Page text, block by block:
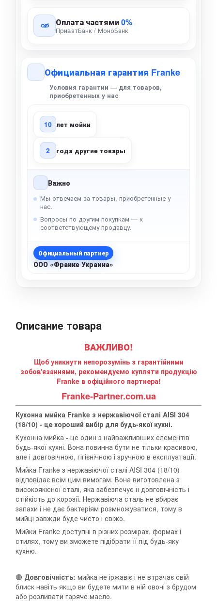
Оплата частями0%
ПриватБанк / МоноБанк
Официальная гарантия Franke
Условия гарантии — для товаров,
приобретенных у нас
10 лет мойки
2 года другие товары
Важно
Мы отвечаем за товары, приобретенные у
нас.
Вопросы по другим покупкам — к
соответствующему продавцу.
Официальный партнер
ООО «Франке Украина»
Описание товара
ВАЖЛИВО!
Щоб уникнути непорозумінь з гарантійними
зобов'язаннями, рекомендуємо купляти продукцію
Franke в офіційного партнера!
Franke-Partner.com.ua
Кухонна мийка Franke з нержавіючої сталі AISI 304
(18/10) - це хороший вибір для будь-якої кухні.
Кухонна мийка - це один з найважливіших елементів
будь-якої кухні. Вона повинна бути не тільки красивою,
але і довговічною, гігієнічною і зручною в експлуатації.
Мийка Franke з нержавіючої сталі AISI 304 (18/10)
відповідає всім цим вимогам. Вона виготовлена з
високоякісної сталі, яка забезпечує її довговічність і
стійкість до корозії. Нержавіюча сталь не вбирає
запахи і не дає бактеріям розмножуватися, тому в
мийці завжди буде чисто і свіжо.
Мийки Franke доступні в різних розмірах, формах і
стилях, тому ви зможете підібрати її під будь-яку
кухню.
🔴 Довговічність: мийка не іржавіє і не втрачає свій
блиск навіть якщо ви будете мити в ній овочі з брудом
або розливати гаряче масло.